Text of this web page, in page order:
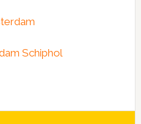
Schiphol